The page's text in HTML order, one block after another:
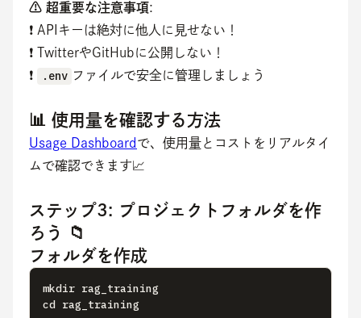
⚠️ 超重要な注意事項:
❗ APIキーは絶対に他人に見せない！
❗ TwitterやGitHubに公開しない！
❗
.env ファイルで安全に管理しましょう
📊 使用量を確認する方法
Usage Dashboard で、使用量とコストをリアルタイ
ムで確認できます📈
ステップ3: プロジェクトフォルダを作
ろう 📁
フォルダを作成
mkdir rag_training
cd rag_training